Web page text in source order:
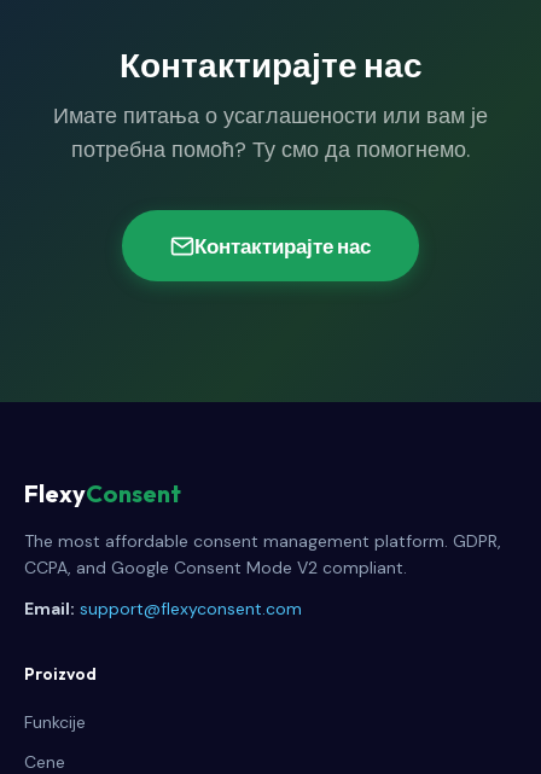
Контактирајте нас
Имате питања о усаглашености или вам је
потребна помоћ? Ту смо да помогнемо.
Контактирајте нас
FlexyConsent
The most affordable consent management platform. GDPR,
CCPA, and Google Consent Mode V2 compliant.
Email: support@flexyconsent.com
Proizvod
Funkcije
Cene